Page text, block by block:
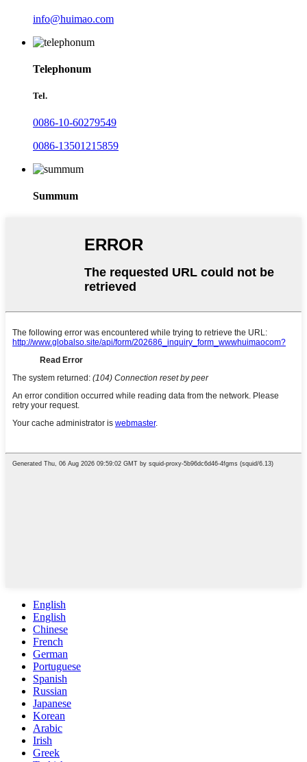
info@huimao.com
Telephonum
Tel.
0086-10-60279549
0086-13501215859
Summum
English
English
Chinese
French
German
Portuguese
Spanish
Russian
Japanese
Korean
Arabic
Irish
Greek